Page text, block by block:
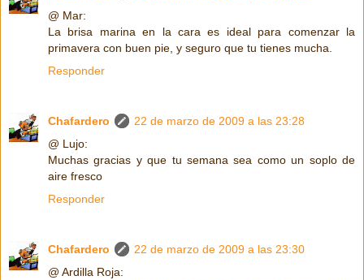
@ Mar:
La brisa marina en la cara es ideal para comenzar la
primavera con buen pie, y seguro que tu tienes mucha.
Responder
Chafardero
22 de marzo de 2009 a las 23:28
@ Lujo:
Muchas gracias y que tu semana sea como un soplo de
aire fresco
Responder
Chafardero
22 de marzo de 2009 a las 23:30
@ Ardilla Roja: